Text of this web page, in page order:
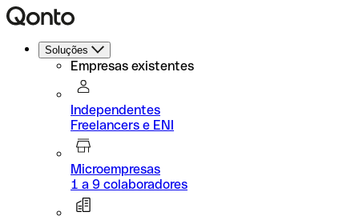
Soluções
Empresas existentes
Independentes
Freelancers e ENI
Microempresas
1 a 9 colaboradores